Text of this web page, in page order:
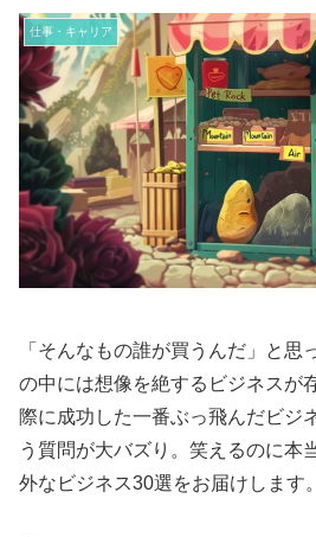
仕事・キャリア
「そんなもの誰が買うんだ」と
の中には想像を絶するビジネスが
際に成功した一番ぶっ飛んだビジ
う質問が大バズり。笑えるのに本
外なビジネス30選をお届けします。